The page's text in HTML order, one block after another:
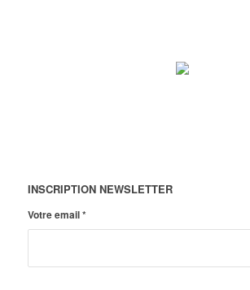
INSCRIPTION NEWSLETTER
Votre email*